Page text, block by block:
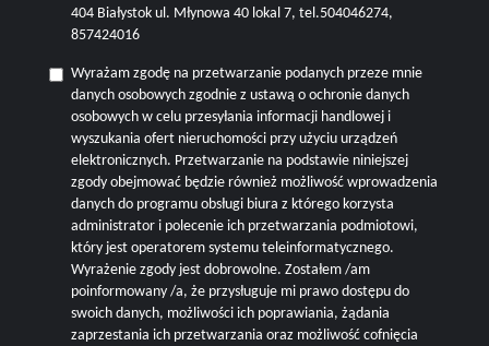
404 Białystok ul. Młynowa 40 lokal 7, tel.504046274,
857424016
Wyrażam zgodę na przetwarzanie podanych przeze mnie
danych osobowych zgodnie z ustawą o ochronie danych
osobowych w celu przesyłania informacji handlowej i
wyszukania ofert nieruchomości przy użyciu urządzeń
elektronicznych. Przetwarzanie na podstawie niniejszej
zgody obejmować będzie również możliwość wprowadzenia
danych do programu obsługi biura z którego korzysta
administrator i polecenie ich przetwarzania podmiotowi,
który jest operatorem systemu teleinformatycznego.
Wyrażenie zgody jest dobrowolne. Zostałem /am
poinformowany /a, że przysługuje mi prawo dostępu do
swoich danych, możliwości ich poprawiania, żądania
zaprzestania ich przetwarzania oraz możliwość cofnięcia